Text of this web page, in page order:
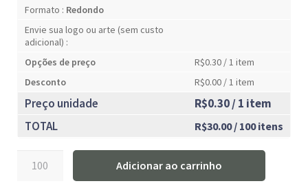
Formato : Redondo
Envie sua logo ou arte (sem custo
adicional) :
Opções de preço
R$0.30/ 1 item
Desconto
R$0.00/ 1 item
Preço unidade R$0.30/ 1 item
TOTAL
R$30.00/ 100 itens
personalizado
Adicionar ao carrinho